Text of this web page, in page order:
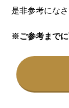
是非参考にな
※ご参考までに